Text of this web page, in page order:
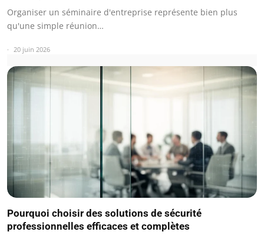
Organiser un séminaire d'entreprise représente bien plus
qu'une simple réunion…
20 juin 2026
Pourquoi choisir des solutions de sécurité
professionnelles efficaces et complètes